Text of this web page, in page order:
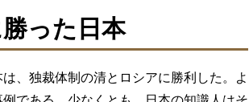
った日本
、独裁体制の清とロシアに勝利した。よ